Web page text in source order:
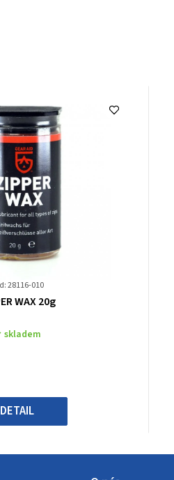
28116-010
Průměrné
produktu
5
hvězdiček.
WAX 20g
skladem
DETAIL